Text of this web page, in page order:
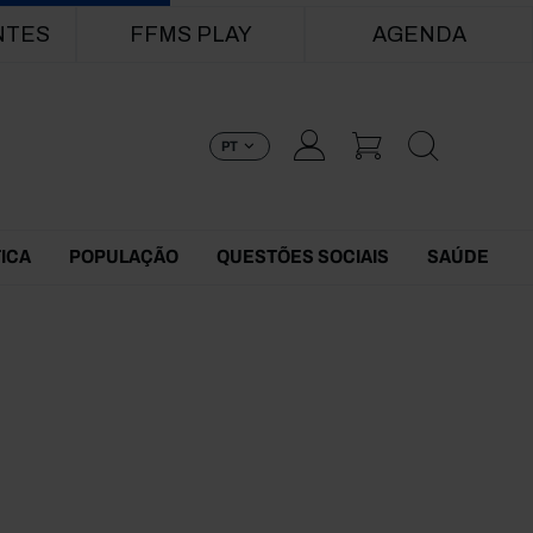
FFMS PLAY AGENDA
PT
POPULAÇÃO QUESTÕES SOCIAIS SAÚDE